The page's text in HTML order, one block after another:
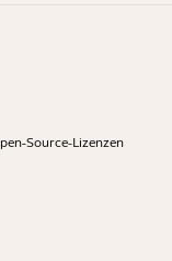
Source-Lizenzen